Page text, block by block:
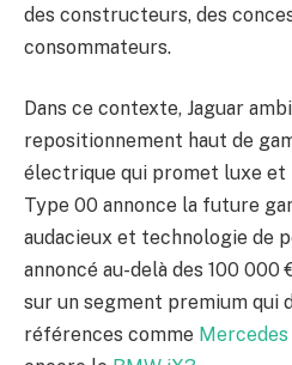
des constructeurs, des
consommateurs.
Dans ce contexte, Jaguar
repositionnement haut de
électrique qui promet luxe et
Type 00 annonce la future
audacieux et technologie de
annoncé au-delà des 100
sur un segment premium qui
références comme